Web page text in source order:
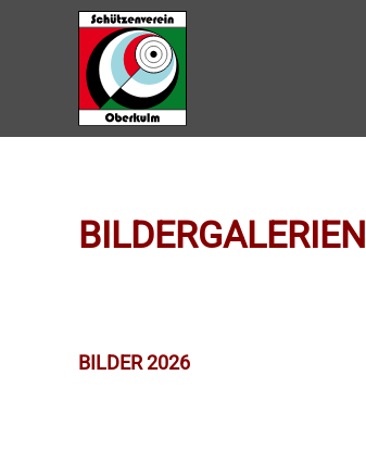
Zum Hauptinhalt springen
BILDERGALERIEN
BILDER 2026